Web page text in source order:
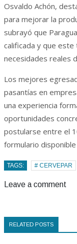
Osvaldo Achón,
para mejorar la
subrayó que
calificada y que
necesidades reales
Los mejores
pasantías en
una experiencia
oportunidades
postularse entre el
formulario
TAGS: # CERVEPAR
Leave a comment
RELATED POSTS